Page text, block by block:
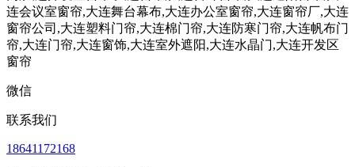
微信
联系我们
18641172168